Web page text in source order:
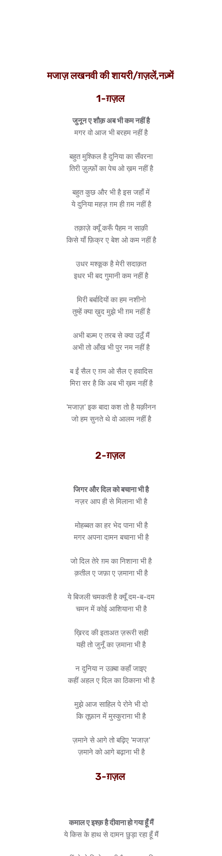
मजाज़ लखनवी की शायरी/ग़ज़लें,नज़्में
1-ग़ज़ल
जुनून ए शौक़ अब भी कम नहीं है
मगर वो आज भी बरहम नहीं है
बहुत मुश्किल है दुनिया का सँवरना
तिरी ज़ुल्फ़ों का पेच ओ ख़म नहीं है
बहुत कुछ और भी है इस जहाँ में
ये दुनिया महज़ ग़म ही ग़म नहीं है
तक़ाज़े क्यूँ करूँ पैहम न साक़ी
किसे याँ फ़िक्र ए बेश ओ कम नहीं है
उधर मश्कूक है मेरी सदाक़त
इधर भी बद गुमानी कम नहीं है
मिरी बर्बादियों का हम नशीनो
तुम्हें क्या ख़ुद मुझे भी ग़म नहीं है
अभी बज़्म ए तरब से क्या उठूँ मैं
अभी तो आँख भी पुर नम नहीं है
ब ईं सैल ए ग़म ओ सैल ए हवादिस
मिरा सर है कि अब भी ख़म नहीं है
'मजाज़' इक बादा कश तो है यक़ीनन
जो हम सुनते थे वो आलम नहीं है
2-ग़ज़ल
जिगर और दिल को बचाना भी है
नज़र आप ही से मिलाना भी है
मोहब्बत का हर भेद पाना भी है
मगर अपना दामन बचाना भी है
जो दिल तेरे ग़म का निशाना भी है
क़तील ए जफ़ा ए ज़माना भी है
ये बिजली चमकती है क्यूँ दम-ब-दम
चमन में कोई आशियाना भी है
ख़िरद की इताअत ज़रूरी सही
यही तो जुनूँ का ज़माना भी है
न दुनिया न उक़्बा कहाँ जाइए
कहीं अहल ए दिल का ठिकाना भी है
मुझे आज साहिल पे रोने भी दो
कि तूफ़ान में मुस्कुराना भी है
ज़माने से आगे तो बढ़िए 'मजाज़'
ज़माने को आगे बढ़ाना भी है
3-ग़ज़ल
कमाल ए इश्क़ है दीवाना हो गया हूँ मैं
ये किस के हाथ से दामन छुड़ा रहा हूँ मैं